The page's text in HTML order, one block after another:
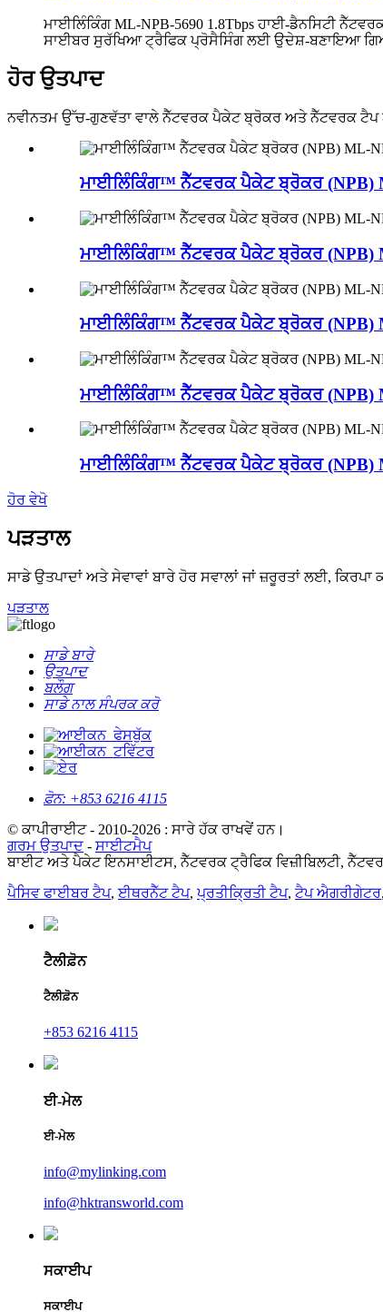
ਮਾਈਲਿੰਕਿੰਗ ML-NPB-5690 1.8Tbps ਹਾਈ-ਡੈਨਸਿਟੀ
ਸਾਈਬਰ ਸੁਰੱਖਿਆ ਟ੍ਰੈਫਿਕ ਪ੍ਰੋਸੈਸਿੰਗ ਲਈ ਉਦੇਸ਼-ਬਣਾਇਆ
ਹੋਰ ਉਤਪਾਦ
ਨਵੀਨਤਮ ਉੱਚ-ਗੁਣਵੱਤਾ ਵਾਲੇ ਨੈੱਟਵਰਕ ਪੈਕੇਟ ਬ੍ਰੋਕਰ ਅਤੇ ਨੈੱਟਵਰਕ ਟੈਪ
ਮਾਈਲਿੰਕਿੰਗ™ ਨੈੱਟਵਰਕ ਪੈਕੇਟ ਬ੍ਰੋਕਰ (NPB)
ਮਾਈਲਿੰਕਿੰਗ™ ਨੈੱਟਵਰਕ ਪੈਕੇਟ ਬ੍ਰੋਕਰ (NPB)
ਮਾਈਲਿੰਕਿੰਗ™ ਨੈੱਟਵਰਕ ਪੈਕੇਟ ਬ੍ਰੋਕਰ (NPB)
ਮਾਈਲਿੰਕਿੰਗ™ ਨੈੱਟਵਰਕ ਪੈਕੇਟ ਬ੍ਰੋਕਰ (NPB)
ਮਾਈਲਿੰਕਿੰਗ™ ਨੈੱਟਵਰਕ ਪੈਕੇਟ ਬ੍ਰੋਕਰ (NPB)
ਹੋਰ ਵੇਖੋ
ਪੜਤਾਲ
ਸਾਡੇ ਉਤਪਾਦਾਂ ਅਤੇ ਸੇਵਾਵਾਂ ਬਾਰੇ ਹੋਰ ਸਵਾਲਾਂ ਜਾਂ ਜ਼ਰੂਰਤਾਂ ਲਈ,
ਪੜਤਾਲ
ਸਾਡੇ ਬਾਰੇ
ਉਤਪਾਦ
ਬਲੌਗ
ਸਾਡੇ ਨਾਲ ਸੰਪਰਕ ਕਰੋ
ਫ਼ੋਨ: +853 6216 4115
© ਕਾਪੀਰਾਈਟ - 2010-2026 : ਸਾਰੇ ਹੱਕ ਰਾਖਵੇਂ ਹਨ।
ਗਰਮ ਉਤਪਾਦ - ਸਾਈਟਮੈਪ
ਬਾਈਟ ਅਤੇ ਪੈਕੇਟ ਇਨਸਾਈਟਸ, ਨੈੱਟਵਰਕ ਟ੍ਰੈਫਿਕ ਵਿਜ਼ੀਬਿਲਟੀ,
ਪੈਸਿਵ ਫਾਈਬਰ ਟੈਪ,ਈਥਰਨੈੱਟ ਟੈਪ,ਪ੍ਰਤੀਕ੍ਰਿਤੀ ਟੈਪ, ਟੈਪ ਐਗਰੀਗੇਟਰ,
ਟੈਲੀਫ਼ੋਨ
ਟੈਲੀਫ਼ੋਨ
+853 6216 4115
ਈ-ਮੇਲ
ਈ-ਮੇਲ
info@mylinking.com
info@hktransworld.com
ਸਕਾਈਪ
ਸਕਾਈਪ